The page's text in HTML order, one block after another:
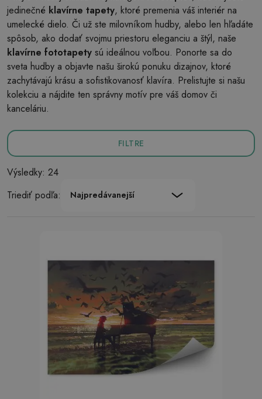
jedinečné klavírne tapety, ktoré premenia váš interiér na
umelecké dielo. Či už ste milovníkom hudby, alebo len hľadáte
spôsob, ako dodať svojmu priestoru eleganciu a štýl, naše
klavírne fototapety sú ideálnou voľbou. Ponorte sa do
sveta hudby a objavte našu širokú ponuku dizajnov, ktoré
zachytávajú krásu a sofistikovanosť klavíra. Prelistujte si našu
kolekciu a nájdite ten správny motív pre váš domov či
kanceláriu.
FILTRE
Výsledky: 24
Triediť podľa:
Najpredávanejší